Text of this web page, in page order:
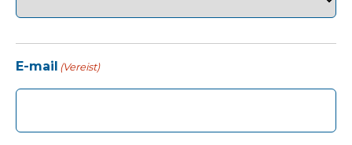
E-mail (Vereist)